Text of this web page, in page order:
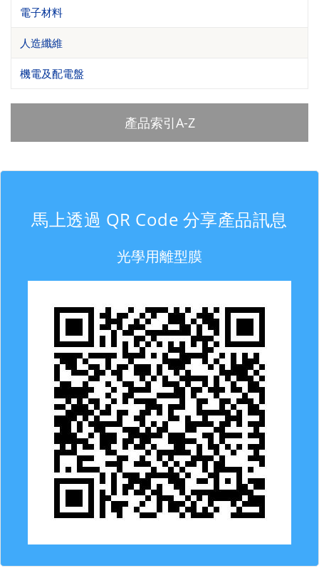
電子材料
人造纖維
機電及配電盤
產品索引A-Z
馬上透過 QR Code 分享產品訊息
光學用離型膜